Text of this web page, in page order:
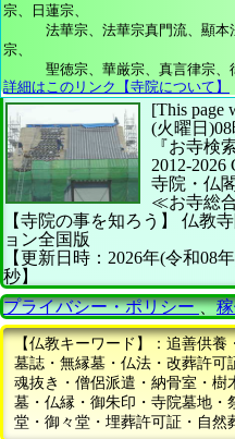
宗、日蓮宗、
法華宗、法華宗真門流、顯本法
宗、
聖徳宗、華厳宗、真言律宗、
詳細はこのリンク【寺院について】
[This page
(火曜日
『お寺検
2012-2026
寺院・仏
≪お寺総
【寺院の事を知ろう】
仏教
ョン全国版
【更新日時：2026年(令和08
秒】
プライバシー・ポリシー、
【仏教キーワード】：追善供
墓誌・無縁墓・仏法・改葬許可
魂抜き・僧侶派遣・納骨室・樹
墓・仏縁・御朱印・寺院墓地・
堂・御々堂・埋葬許可証・自然